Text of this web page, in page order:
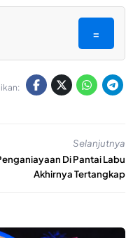
=
Selanjutnya
Di Pantai Labu
Akhirnya Tertangkap